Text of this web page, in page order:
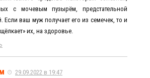
с мочевым пузырём, предстательной
Если ваш муж получает его из семечек, то и
их, на здоровье.
29.09.2022 в 19:47